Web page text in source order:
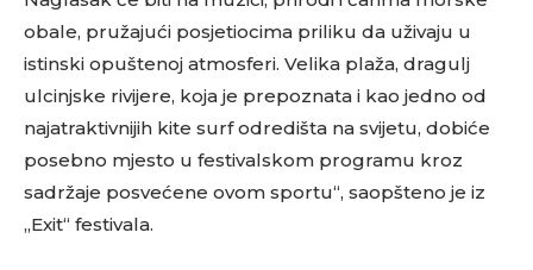
obale, pružajući posjetiocima priliku da uživaju u
istinski opuštenoj atmosferi. Velika plaža, dragulj
ulcinjske rivijere, koja je prepoznata i kao jedno od
najatraktivnijih kite surf odredišta na svijetu, dobiće
posebno mjesto u festivalskom programu kroz
sadržaje posvećene ovom sportu“, saopšteno je iz
„Exit“ festivala.